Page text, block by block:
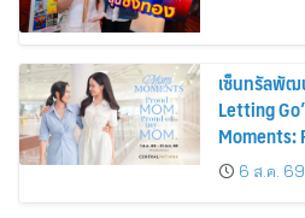
เซ็นทรัลพัฒ
Letting
Moments:
Mom.6 ส.ค. 69